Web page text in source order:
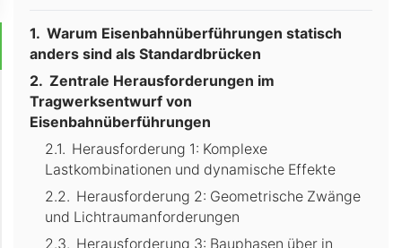
Warum Eisenbahnüberführungen statisch
anders sind als Standardbrücken
Zentrale Herausforderungen im
Tragwerksentwurf von
Eisenbahnüberführungen
Herausforderung 1: Komplexe
Lastkombinationen und dynamische Effekte
Herausforderung 2: Geometrische Zwänge
und Lichtraumanforderungen
Herausforderung 3: Bauphasen über in